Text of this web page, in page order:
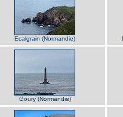
Ecalgrain (Normandie)
Goury (Normandie)